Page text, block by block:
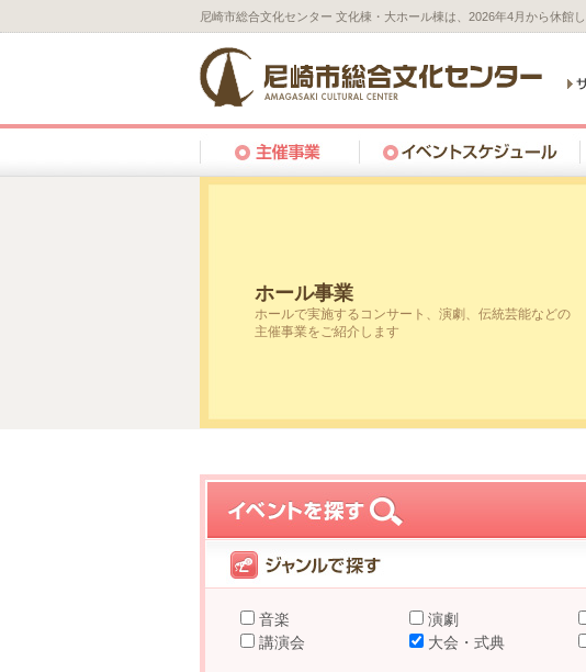
尼崎市総合文化センター 文化棟・大ホール棟は、2026年4月から休館
ホール事業
ホールで実施するコンサート、演劇、伝統芸能などの
主催事業をご紹介します
音楽 演劇
講演会
大会・式典